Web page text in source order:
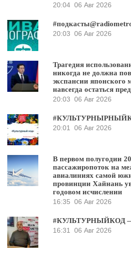
20:04 06 Авг 2026
20:03 06 Авг 2026
Трагедия
никогда не должна
экспансии
навсегда остаться
20:03 06 Авг 2026
20:01
06 Авг 2026
В первом полугодии
пассажиропоток на
авиалиниях самой
провинции Хайнань
годовом исчислении
16:35 06 Авг 2026
#КУЛЬТУРНЫЙКОД —
16:31
06 Авг 2026